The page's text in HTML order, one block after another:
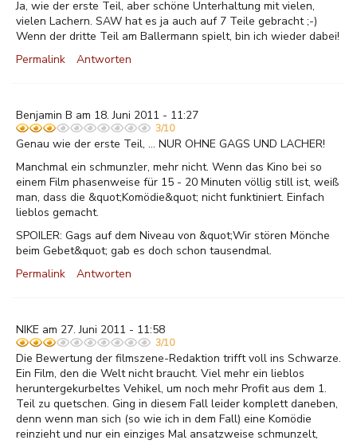
Ja, wie der erste Teil, aber schöne Unterhaltung mit vielen,
vielen Lachern. SAW hat es ja auch auf 7 Teile gebracht ;-)
Wenn der dritte Teil am Ballermann spielt, bin ich wieder dabei!
Permalink
Antworten
Benjamin B am 18. Juni 2011 - 11:27
3/10
Genau wie der erste Teil, ... NUR OHNE GAGS UND LACHER!
Manchmal ein schmunzler, mehr nicht. Wenn das Kino bei so
einem Film phasenweise für 15 - 20 Minuten völlig still ist, weiß
man, dass die &quot;Komödie&quot; nicht funktiniert. Einfach
lieblos gemacht.
SPOILER: Gags auf dem Niveau von &quot;Wir stören Mönche
beim Gebet&quot; gab es doch schon tausendmal.
Permalink
Antworten
NIKE am 27. Juni 2011 - 11:58
3/10
Die Bewertung der filmszene-Redaktion trifft voll ins Schwarze.
Ein Film, den die Welt nicht braucht. Viel mehr ein lieblos
heruntergekurbeltes Vehikel, um noch mehr Profit aus dem 1.
Teil zu quetschen. Ging in diesem Fall leider komplett daneben,
denn wenn man sich (so wie ich in dem Fall) eine Komödie
reinzieht und nur ein einziges Mal ansatzweise schmunzelt,